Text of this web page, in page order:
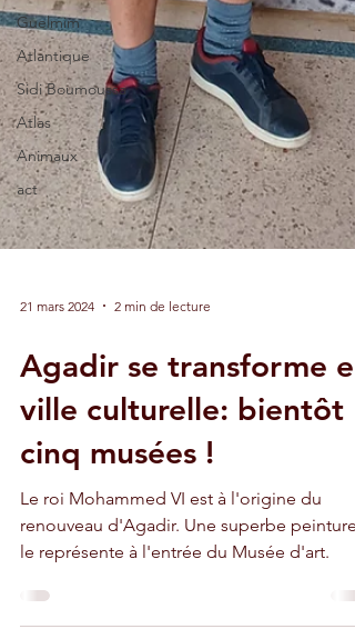
Guelmim
Atlantique
Sidi Boumoussa
Atlas
Animaux
act
21 mars 2024 2 min de lecture
Agadir se transforme en
ville culturelle: bientôt
cinq musées !
Le roi Mohammed VI est à l'origine du